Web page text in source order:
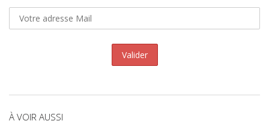
À VOIR AUSSI